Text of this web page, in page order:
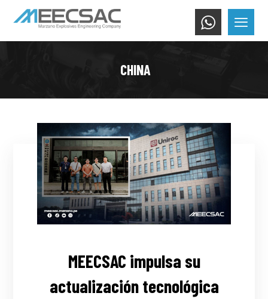
CHINA
MEECSAC impulsa su
actualización tecnológica